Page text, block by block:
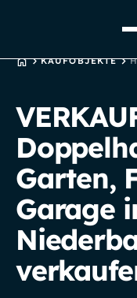
STARTSEITE
KAUFOBJEKTE
Garten,
Garage